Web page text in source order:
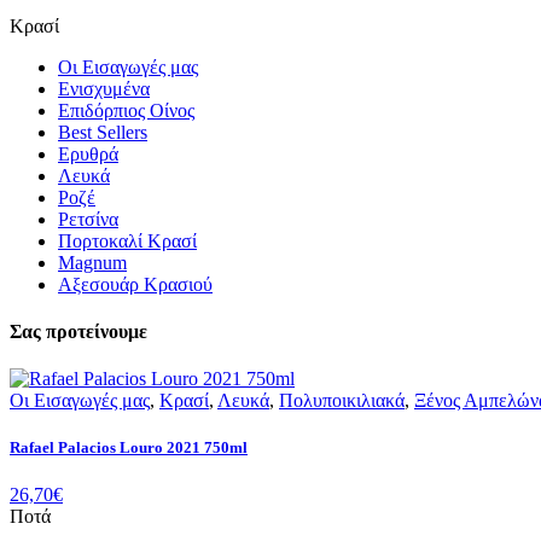
Κρασί
Οι Εισαγωγές μας
Ενισχυμένα
Επιδόρπιος Οίνος
Best Sellers
Ερυθρά
Λευκά
Ροζέ
Ρετσίνα
Πορτοκαλί Κρασί
Magnum
Αξεσουάρ Κρασιού
Σας προτείνουμε
Οι Εισαγωγές μας, Κρασί, Λευκά, Πολυποικιλιακά, Ξένος
Rafael Palacios Louro 2021 750ml
26,70€
Ποτά